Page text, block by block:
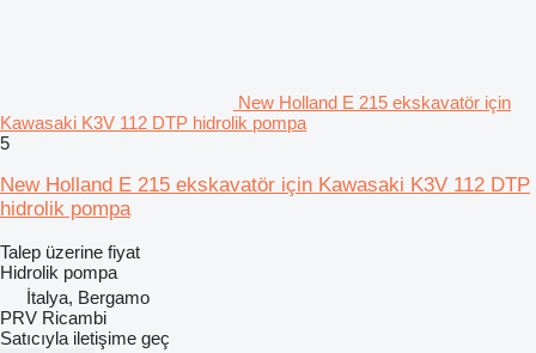
New Holland E 215 ekskavatör için
Kawasaki K3V 112 DTP hidrolik pompa
5
New Holland E 215 ekskavatör için Kawasaki K3V 112 DTP
hidrolik pompa
Talep üzerine fiyat
Hidrolik pompa
İtalya, Bergamo
PRV Ricambi
Satıcıyla iletişime geç